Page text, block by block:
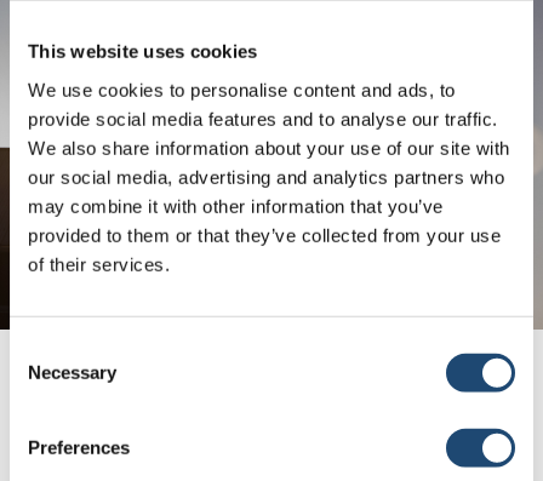
This website uses cookies
We use cookies to personalise content and ads, to
provide social media features and to analyse our traffic.
We also share information about your use of our site with
our social media, advertising and analytics partners who
may combine it with other information that you’ve
provided to them or that they’ve collected from your use
of their services.
Selection
Necessary
Preferences
Händler in der Nähe